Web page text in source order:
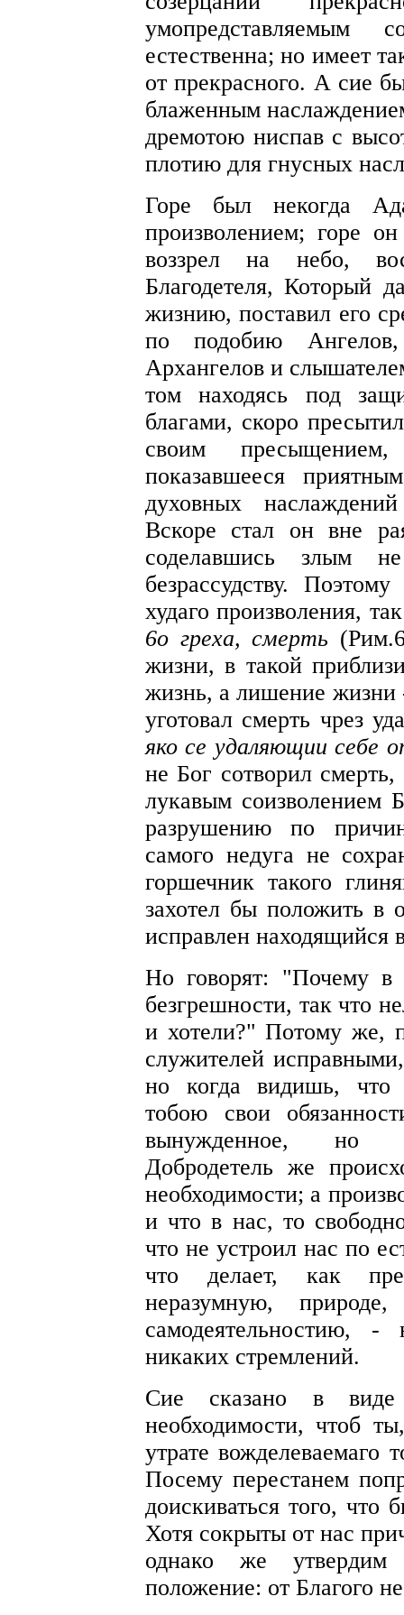
естественна; но имеет
от прекрасного. А сие
блаженным
дремотою ниспав с
плотию для гнусных
Горе был некогда
произволением; горе
воззрел на небо,
Благодетеля, Который
жизнию, поставил его
по подобию Ангелов,
Архангелов и
том находясь под
благами, скоро
своим
показавшееся
духовных
Вскоре стал он вне
соделавшись злым
безрассудству.
худаго произволения,
6о греха, смерть
жизни, в такой
жизнь, а лишение жизни
уготовал смерть чрез
яко се удаляющии себе
не Бог сотворил
лукавым соизволением
разрушению по
самого недуга не
горшечник такого
захотел бы положить в
исправлен находящийся
Но говорят: "Почему в
безгрешности, так что
и хотели?" Потому же,
служителей
но когда видишь, что
тобою свои
вынужденное, но
Добродетель же
необходимости; а
и что в нас, то
что не устроил нас по
что делает, как
неразумную,
никаких стремлений.
Сие сказано в
необходимости, чтоб
утрате вожделеваемаго
Посему перестанем
доискиваться того,
Хотя сокрыты от нас
однако же
положение: от Благого